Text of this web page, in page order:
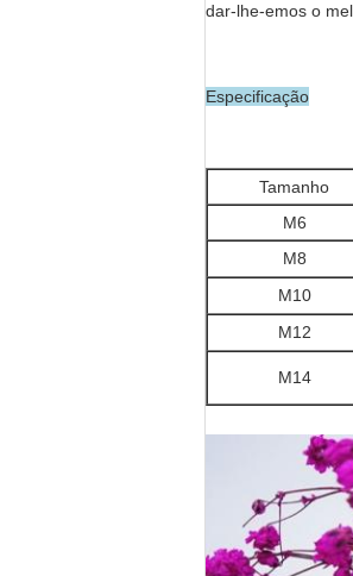
dar-lhe-emos o
Especificação
Tamanho
M6
M8
M10
M12
M14